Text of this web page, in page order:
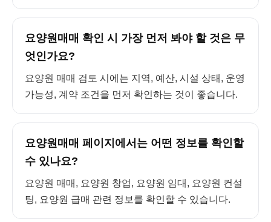
요양원매매 확인 시 가장 먼저 봐야 할 것은 무
엇인가요?
요양원 매매 검토 시에는 지역, 예산, 시설 상태, 운영
가능성, 계약 조건을 먼저 확인하는 것이 좋습니다.
요양원매매 페이지에서는 어떤 정보를 확인할
수 있나요?
요양원 매매, 요양원 창업, 요양원 임대, 요양원 컨설
팅, 요양원 급매 관련 정보를 확인할 수 있습니다.